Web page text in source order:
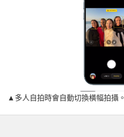
▲多人自拍時會自動切換橫幅拍攝。